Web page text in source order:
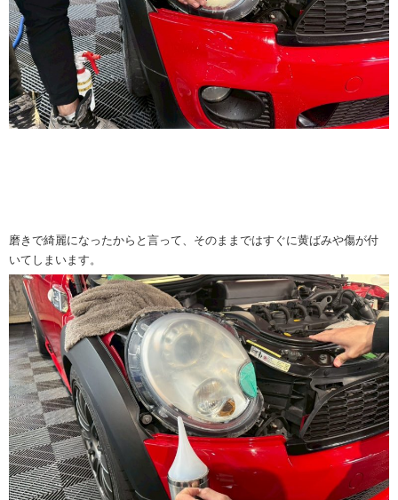
磨きで綺麗になったからと言って、そのままではすぐに黄ばみや傷が付
いてしまいます。